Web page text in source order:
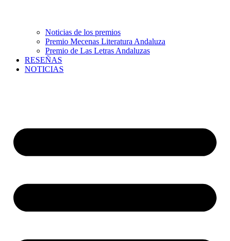
Noticias de los premios
Premio Mecenas Literatura Andaluza
Premio de Las Letras Andaluzas
RESEÑAS
NOTICIAS